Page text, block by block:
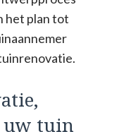
het plan tot
uw tuin